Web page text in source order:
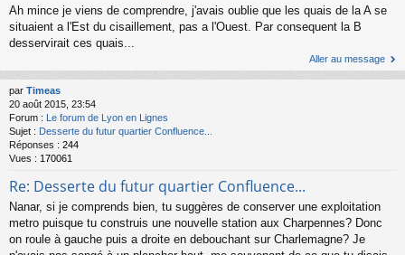
Ah mince je viens de comprendre, j'avais oublie que les quais de la A se
situaient a l'Est du cisaillement, pas a l'Ouest. Par consequent la B
desservirait ces quais...
Aller au message
par Timeas
20 août 2015, 23:54
Forum : Le forum de Lyon en Lignes
Sujet : Desserte du futur quartier Confluence...
Réponses : 244
Vues : 170061
Re: Desserte du futur quartier Confluence...
Nanar, si je comprends bien, tu suggères de conserver une exploitation
metro puisque tu construis une nouvelle station aux Charpennes? Donc
on roule à gauche puis a droite en debouchant sur Charlemagne? Je